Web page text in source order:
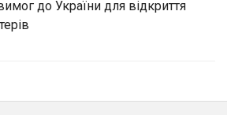
до України для відкриття